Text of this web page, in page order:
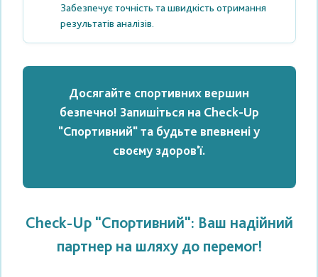
Забезпечує точність та швидкість отримання
результатів аналізів.
Досягайте спортивних вершин
безпечно! Запишіться на Check-Up
"Спортивний" та будьте впевнені у
своєму здоров'ї.
Check-Up "Спортивний": Ваш надійний
партнер на шляху до перемог!